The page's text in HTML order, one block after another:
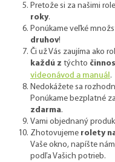
Pretože si za našimi
roky.
Ponúkame veľké
druhov!
Či už Vás zaujíma ako
každú z týchto
videonávod a manuál.
Nedokážete sa
Ponúkame bezplatné
zdarma.
Vami objednaný
Zhotovujeme rolety
Vaše okno, napíšte
podľa Vašich potrieb.